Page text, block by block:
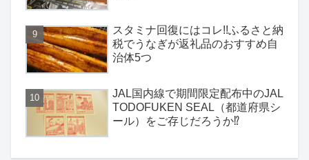
スタミナ回復にはコレ!!ふるさと納
税でうなぎが返礼品のおすすめ自
治体5つ
JAL国内線で期間限定配布中のJAL
TODOFUKEN SEAL（都道府県シ
ール）をご存じだろうか⁉